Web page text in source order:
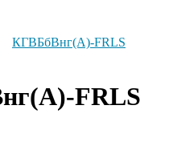
КГВБбВнг(А)-FRLS
FRLS